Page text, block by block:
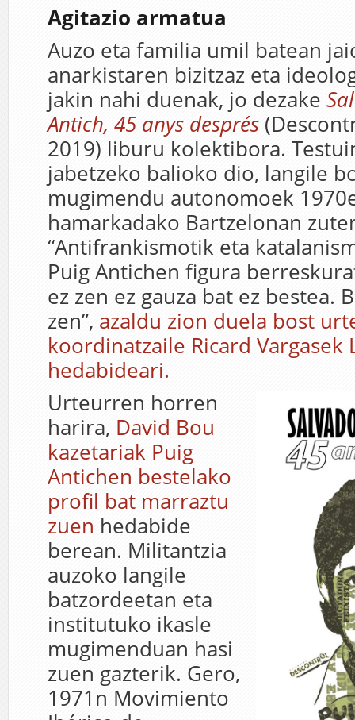
Agitazio armatua
Auzo eta familia umil batean
anarkistaren bizitzaz eta
jakin nahi duenak, jo dezake
Antich, 45 anys després
2019) liburu kolektibora.
jabetzeko balioko dio, langile
mugimendu autonomoek
hamarkadako Bartzelonan
“Antifrankismotik eta
Puig Antichen figura
ez zen ez gauza bat ez bestea.
zen”, azaldu zion duela bost
koordinatzaile Ricard Vargasek
hedabideari.
Urteurren horren
harira, David Bou
kazetariak Puig
Antichen bestelako
profil bat marraztu
zuen hedabide
berean. Militantzia
auzoko langile
batzordeetan eta
institutuko ikasle
mugimenduan hasi
zuen gazterik. Gero,
1971n Movimiento